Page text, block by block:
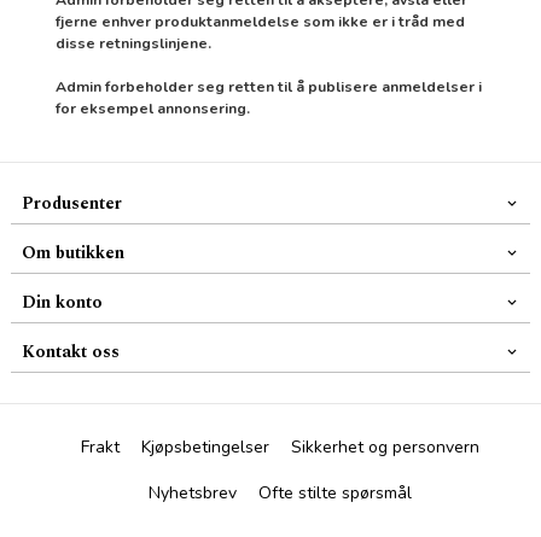
fjerne enhver produktanmeldelse som ikke er i tråd med
disse retningslinjene.
Admin forbeholder seg retten til å publisere anmeldelser i
for eksempel annonsering.
Produsenter
Om butikken
Din konto
Kontakt oss
Frakt Kjøpsbetingelser
Sikkerhet og personvern
Nyhetsbrev
Ofte stilte spørsmål